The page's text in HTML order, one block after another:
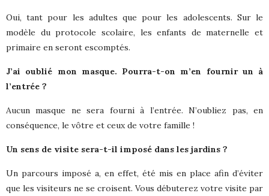
Oui, tant pour les adultes que pour les adolescents. Sur le
modèle du protocole scolaire, les enfants de maternelle et
primaire en seront escomptés.
J’ai oublié mon masque. Pourra-t-on m’en fournir un à
l’entrée ?
Aucun masque ne sera fourni à l’entrée. N’oubliez pas, en
conséquence, le vôtre et ceux de votre famille !
Un sens de visite sera-t-il imposé dans les jardins ?
Un parcours imposé a, en effet, été mis en place afin d’éviter
que les visiteurs ne se croisent. Vous débuterez votre visite par